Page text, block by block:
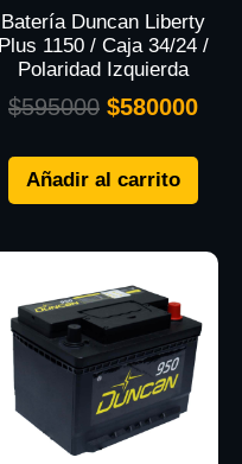
Batería Duncan Liberty
Plus 1150 / Caja 34/24 /
Polaridad Izquierda
$595000 $580000
Añadir al carrito